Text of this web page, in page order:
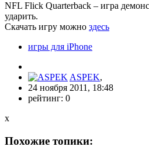
NFL Flick Quarterback – игра
ударить.
Скачать игру можно здесь
игры для iPhone
ASPEK,
24 ноября 2011, 18:48
рейтинг: 0
x
Похожие топики: